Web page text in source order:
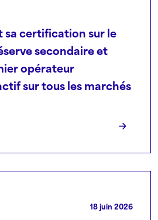
sa certification sur le
secondaire et
opérateur
sur tous les marchés
18 juin 2026